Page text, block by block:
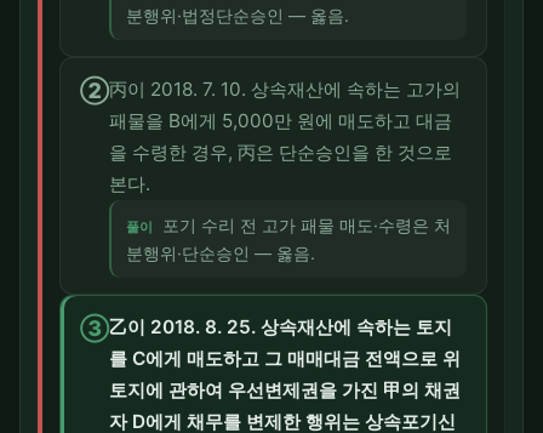
분행위·법정단순승인 — 옳음.
②丙이 2018. 7. 10. 상속재산에 속하는 고가의
패물을 B에게 5,000만 원에 매도하고 대금
을 수령한 경우, 丙은 단순승인을 한 것으로
본다.
풀이
포기 수리 전 고가 패물 매도·수령은 처
분행위·단순승인 — 옳음.
③乙이 2018. 8. 25. 상속재산에 속하는 토지
를 C에게 매도하고 그 매매대금 전액으로 위
토지에 관하여 우선변제권을 가진 甲의 채권
자 D에게 채무를 변제한 행위는 상속포기신